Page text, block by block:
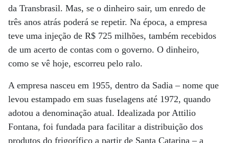
da Transbrasil. Mas, se o dinheiro sair, um enredo de
três anos atrás poderá se repetir. Na época, a empresa
teve uma injeção de R$ 725 milhões, também recebidos
de um acerto de contas com o governo. O dinheiro,
como se vê hoje, escorreu pelo ralo.
A empresa nasceu em 1955, dentro da Sadia – nome que
levou estampado em suas fuselagens até 1972, quando
adotou a denominação atual. Idealizada por Attilio
Fontana, foi fundada para facilitar a distribuição dos
produtos do frigorífico a partir de Santa Catarina – a